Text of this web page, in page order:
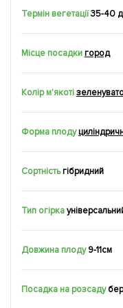
Термін вегетації 35-40
Місце посадки город
Колір м'якоті
Форма плоду
Сортністьгібридний
Тип огірка
Довжина плоду 9-11см
Посадка на розсаду